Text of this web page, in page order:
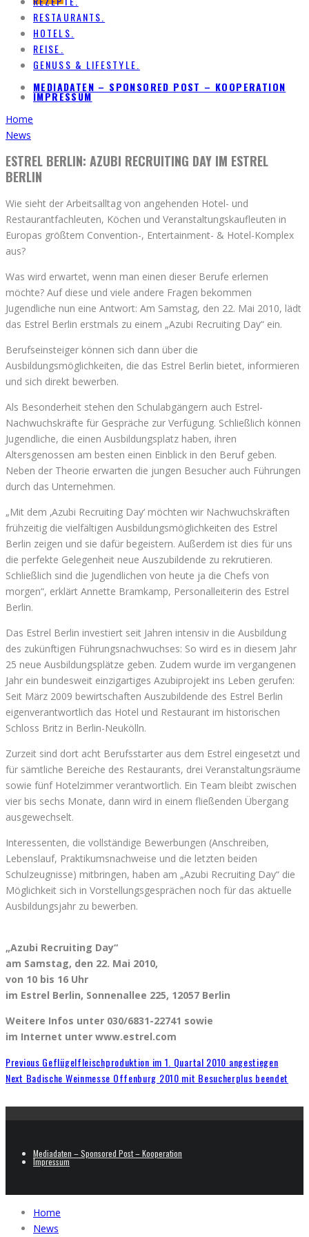
RESTAURANTS.
HOTELS.
REISE.
GENUSS & LIFESTYLE.
MEDIADATEN – SPONSORED POST – KOOPERATION
IMPRESSUM
Home
News
ESTREL BERLIN: AZUBI RECRUITING DAY IM ESTREL
BERLIN
Wie sieht der Arbeitsalltag von angehenden Hotel- und
Restaurantfachleuten, Köchen und Veranstaltungskaufleuten in
Europas größtem Convention-, Entertainment- & Hotel-Komplex
aus?
Was wird erwartet, wenn man einen dieser Berufe erlernen
möchte? Auf diese und viele andere Fragen bekommen
Jugendliche nun eine Antwort: Am Samstag, den 22. Mai 2010, lädt
das Estrel Berlin erstmals zu einem „Azubi Recruiting Day“ ein.
Berufseinsteiger können sich dann über die
Ausbildungsmöglichkeiten, die das Estrel Berlin bietet, informieren
und sich direkt bewerben.
Als Besonderheit stehen den Schulabgängern auch Estrel-
Nachwuchskräfte für Gespräche zur Verfügung. Schließlich können
Jugendliche, die einen Ausbildungsplatz haben, ihren
Altersgenossen am besten einen Einblick in den Beruf geben.
Neben der Theorie erwarten die jungen Besucher auch Führungen
durch das Unternehmen.
„Mit dem ‚Azubi Recruiting Day‘ möchten wir Nachwuchskräften
frühzeitig die vielfältigen Ausbildungsmöglichkeiten des Estrel
Berlin zeigen und sie dafür begeistern. Außerdem ist dies für uns
die perfekte Gelegenheit neue Auszubildende zu rekrutieren.
Schließlich sind die Jugendlichen von heute ja die Chefs von
morgen“, erklärt Annette Bramkamp, Personalleiterin des Estrel
Berlin.
Das Estrel Berlin investiert seit Jahren intensiv in die Ausbildung
des zukünftigen Führungsnachwuchses: So wird es in diesem Jahr
25 neue Ausbildungsplätze geben. Zudem wurde im vergangenen
Jahr ein bundesweit einzigartiges Azubiprojekt ins Leben gerufen:
Seit März 2009 bewirtschaften Auszubildende des Estrel Berlin
eigenverantwortlich das Hotel und Restaurant im historischen
Schloss Britz in Berlin-Neukölln.
Zurzeit sind dort acht Berufsstarter aus dem Estrel eingesetzt und
für sämtliche Bereiche des Restaurants, drei Veranstaltungsräume
sowie fünf Hotelzimmer verantwortlich. Ein Team bleibt zwischen
vier bis sechs Monate, dann wird in einem fließenden Übergang
ausgewechselt.
Interessenten, die vollständige Bewerbungen (Anschreiben,
Lebenslauf, Praktikumsnachweise und die letzten beiden
Schulzeugnisse) mitbringen, haben am „Azubi Recruiting Day“ die
Möglichkeit sich in Vorstellungsgesprächen noch für das aktuelle
Ausbildungsjahr zu bewerben.
„Azubi Recruiting Day“
am Samstag, den 22. Mai 2010,
von 10 bis 16 Uhr
im Estrel Berlin, Sonnenallee 225, 12057 Berlin
Weitere Infos unter 030/6831-22741 sowie
im Internet unter www.estrel.com
Previous Geflügelfleischproduktion im 1. Quartal 2010 angestiegen
Next Badische Weinmesse Offenburg 2010 mit Besucherplus beendet
Mediadaten – Sponsored Post – Kooperation
Impressum
Home
News